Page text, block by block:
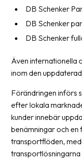
Jobb
karriär
Villkor
Allmänna
villkor
Integritet
DB Schenker
DB Schenker
DB Schenker
Även internationella
inom den
Förändringen införs
efter lokala
kunder innebär
benämningar och en
transportflöden,